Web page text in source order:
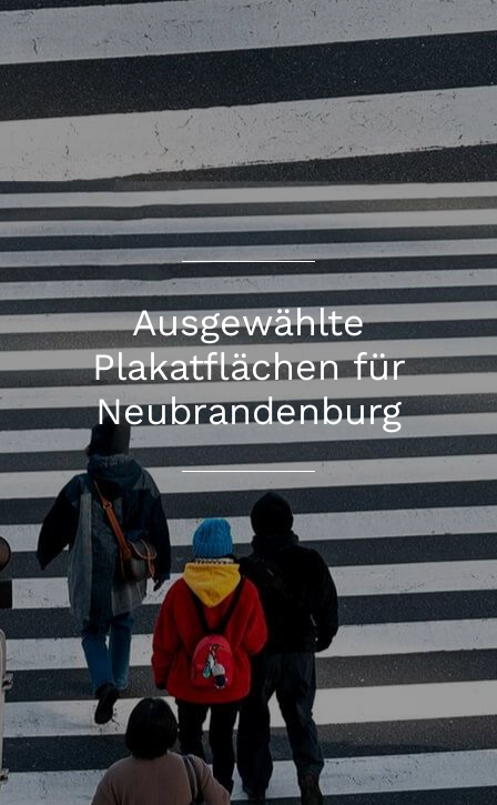
Ausgewählte
Plakatflächen für
Neubrandenburg